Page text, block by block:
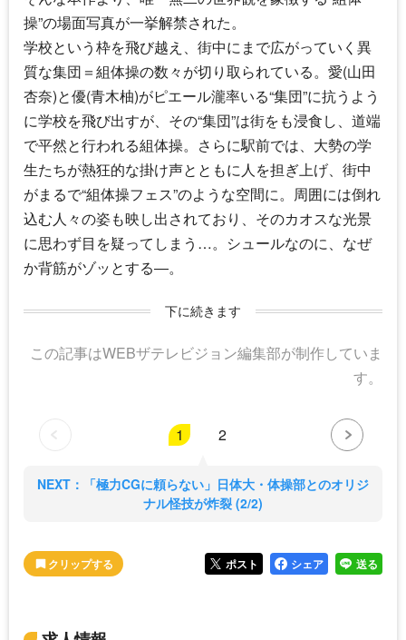
操”の場面写真が一挙解禁された。
学校という枠を飛び越え、街中にまで広がっていく異
質な集団＝組体操の数々が切り取られている。愛(山田
杏奈)と優(青木柚)がピエール瀧率いる“集団”に抗うよう
に学校を飛び出すが、その“集団”は街をも浸食し、道端
で平然と行われる組体操。さらに駅前では、大勢の学
生たちが熱狂的な掛け声とともに人を担ぎ上げ、街中
がまるで“組体操フェス”のような空間に。周囲には倒れ
込む人々の姿も映し出されており、そのカオスな光景
に思わず目を疑ってしまう…。シュールなのに、なぜ
か背筋がゾッとする―。
下に続きます
この記事はWEBザテレビジョン編集部が制作していま
す。
1 2
NEXT：「極力CGに頼らない」日体大・体操部とのオリジ
ナル怪技が炸裂 (2/2)
ポスト シェア 送る